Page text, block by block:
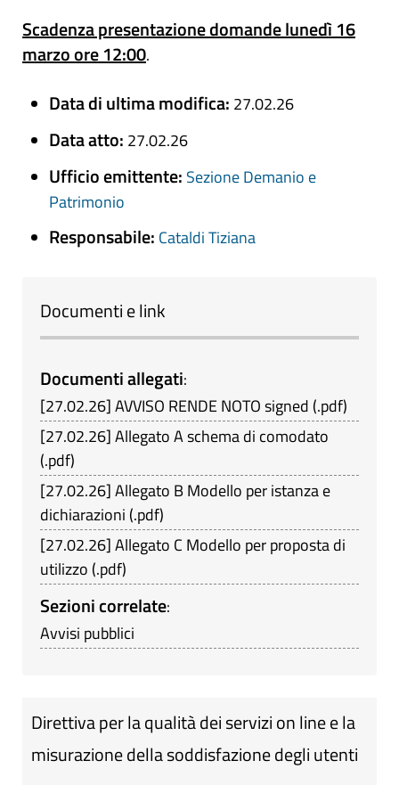
Scadenza presentazione domande lunedì 16
marzo ore 12:00.
Data di ultima modifica: 27.02.26
Data atto: 27.02.26
Ufficio emittente: Sezione Demanio e
Patrimonio
Responsabile: Cataldi Tiziana
Documenti e link
Documenti allegati:
[27.02.26]AVVISO RENDE NOTO signed (.pdf)
[27.02.26]Allegato A schema di comodato
(.pdf)
[27.02.26]Allegato B Modello per istanza e
dichiarazioni (.pdf)
[27.02.26]Allegato C Modello per proposta di
utilizzo (.pdf)
Sezioni correlate:
Avvisi pubblici
Direttiva per la qualità dei servizi on line e la
misurazione della soddisfazione degli utenti